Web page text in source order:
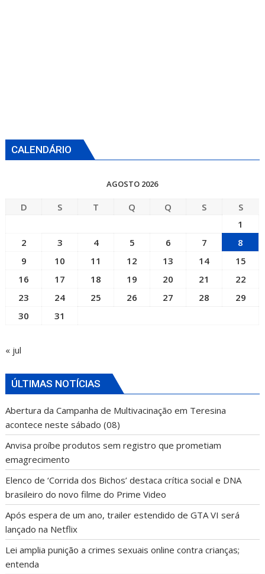
CALENDÁRIO
AGOSTO 2026
D S T Q Q S
S
1
2
3 4 5 6 7
8
9
10 11 12 13 14
15
16
17 18 19 20 21
22
23
24 25 26 27 28
29
30
31
« jul
ÚLTIMAS NOTÍCIAS
Abertura da Campanha de Multivacinação em Teresina
acontece neste sábado (08)
Anvisa proíbe produtos sem registro que prometiam
emagrecimento
Elenco de ‘Corrida dos Bichos’ destaca crítica social e DNA
brasileiro do novo filme do Prime Video
Após espera de um ano, trailer estendido de GTA VI será
lançado na Netflix
Lei amplia punição a crimes sexuais online contra crianças;
entenda